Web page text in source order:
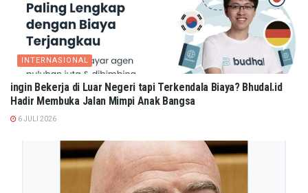
INTERNASIONAL
ingin Bekerja di Luar Negeri tapi Terkendala Biaya? Bhudal.id
Hadir Membuka Jalan Mimpi Anak Bangsa
6 JULI 2026